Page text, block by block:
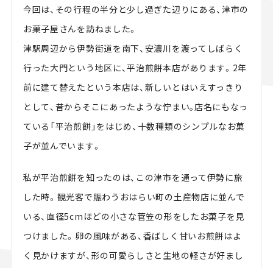
今回は、その行程の半分と少し過ぎた辺りにある、津市の
お菓子屋さんを訪ねました。
津駅周辺から伊勢街道を南下、安濃川を渡ってしばらく
行った大門という地区に、平治煎餅本店があります。2年
前に建て替えたという本店は、新しいとはいえすっきり
として、昔からそこにあったような佇まい｡店名にもなっ
ている「平治煎餅」をはじめ、十数種類のシンプルなお菓
子が並んでいます。
私が平治煎餅を知ったのは、この津市を通って伊勢に旅
した時。観光客で賑わうおはらい町の土産物店に並んで
いる、直径5cmほどの小さな菅笠の形をしたお菓子を見
つけました。卵の風味がある、香ばしく甘いお煎餅はよ
く見かけますが、形の可愛らしさと生地の軽さが好まし